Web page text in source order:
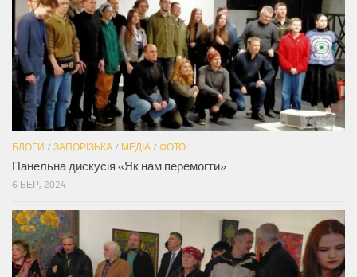
БЛОГИ / ЗАПОРІЗЬКА / МЕДІА / ФОТО
Панельна дискусія «Як нам перемогти»
6 БЕР, 2024